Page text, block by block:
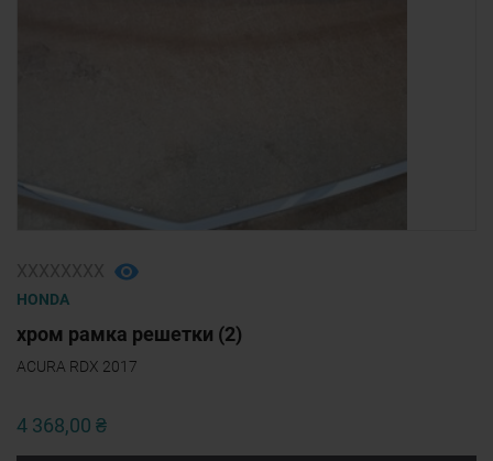
HONDA
хром рамка решетки (2)
ACURA RDX 2017
4 368,00 ₴